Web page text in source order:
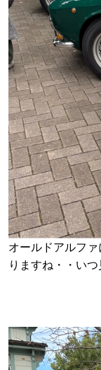
オールドアルフ
りますね・・いつ